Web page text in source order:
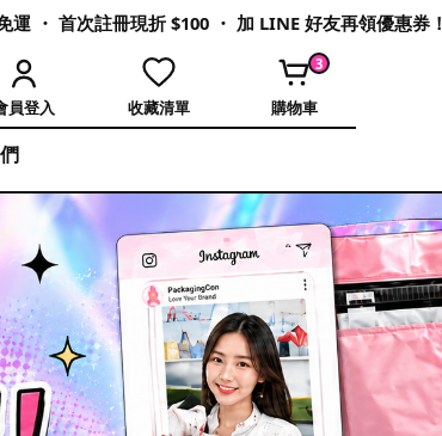
運 ・ 首次註冊現折 $100 ・ 加 LINE 好友再領優惠券！
員登入 收藏清單
3
購物車